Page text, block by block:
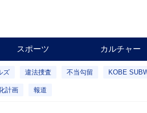
スポーツ カルチャー
ズ 違法捜査 不当勾留 KOBE
計画 報道